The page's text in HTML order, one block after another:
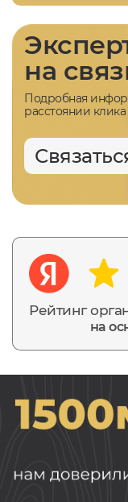
Рейтинг
на
на
Подробная
расстоянии клика